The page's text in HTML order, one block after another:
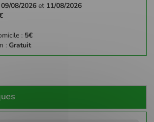
09/08/2026 et 11/08/2026
: 5€
: Gratuit